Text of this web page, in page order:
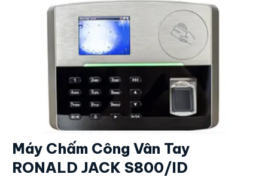
Máy Chấm Công Vân Tay
RONALD JACK S800/ID